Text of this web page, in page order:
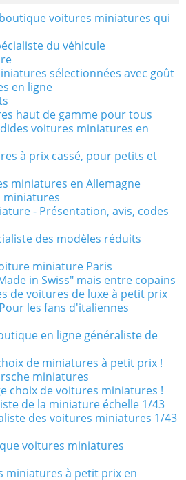
voitures miniatures qui
du véhicule
sélectionnées avec goût
en ligne
haut de gamme pour tous
voitures miniatures en
à prix cassé, pour petits et
miniatures en Allemagne
miniatures
- Présentation, avis, codes
des modèles réduits
miniature Paris
in Swiss" mais entre copains
de voitures de luxe à petit prix
les fans d'italiennes
en ligne généraliste de
de miniatures à petit prix !
miniatures
choix de voitures miniatures !
de la miniature échelle 1/43
des voitures miniatures 1/43
voitures miniatures
miniatures à petit prix en